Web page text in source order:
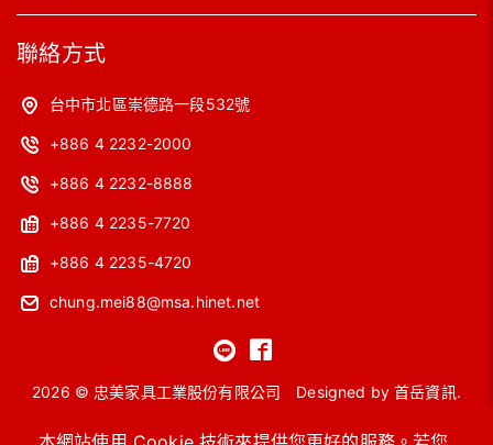
聯絡方式
台中市北區崇德路一段532號
+886 4 2232-2000
+886 4 2232-8888
+886 4 2235-7720
+886 4 2235-4720
chung.mei88@msa.hinet.net
2026 © 忠美家具工業股份有限公司 Designed by首岳資訊.